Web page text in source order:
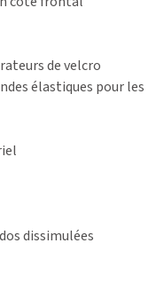
de velcro
élastiques pour les
dissimulées